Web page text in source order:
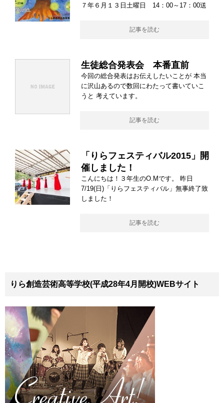
７年６月１３日土曜日 14：00～17：00送
記事を読む
生徒総合発表会 本番直前
今回の総合発表はお伝えしたいことが 本当
に沢山あるので数回にわたって書いていこ
うと 考えています。
記事を読む
「りらフェスティバル2015」開
催しました！
こんにちは！３年生のO.Mです。 昨日
7/19(日)「りらフェスティバル」無事終了致
しました！
記事を読む
りら創造芸術高等学校(平成28年4月開校)WEBサイト